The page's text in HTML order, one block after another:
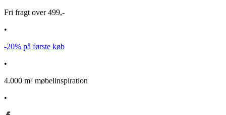
Fri fragt over 499,-
•
-20% på første køb
•
4.000 m² møbelinspiration
•